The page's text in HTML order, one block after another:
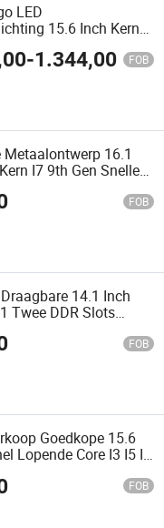
LED
15.6 Inch Kern
Computer
-1.344,00 FOB
16.1
I7 9th Gen Snelle
Computer Gamer
FOB
14.1 Inch
Twee DDR Slots
Goedkope Gaming
FOB
Goedkope 15.6
Lopende Core I3 I5 I7
FOB